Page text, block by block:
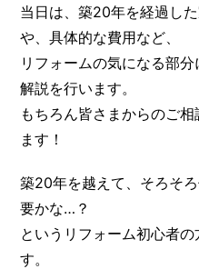
当日は、築20年を経過し
や、具体的な費用など、
リフォームの気になる部
解説を行います。
もちろん皆さまからのご
ます！
築20年を越えて、そろそ
要かな…？
というリフォーム初心者
す。